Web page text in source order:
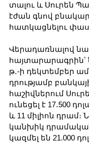
տալու և Սուրեն
էժան գնով
հատկացնելու
Վերադառնալով
հայտարարագրին՝
թ․-ի դեկտեմբեր
դրությամբ
հաշիվներում
ունեցել է 17․500
և 11 միլիոն
կանխիկ
կազմել են 21.000